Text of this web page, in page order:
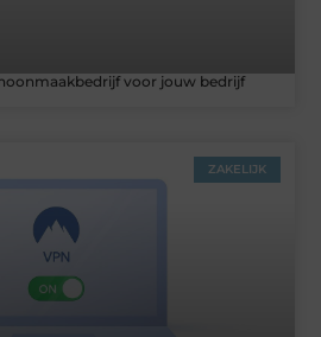
voor jouw bedrijf
ZAKELIJK